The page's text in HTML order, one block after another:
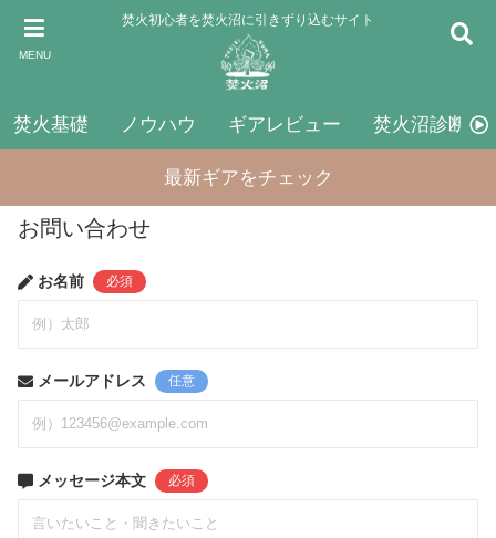
MENU
焚火初心者を焚火沼に引きずり込むサイト
焚火基礎 ノウハウ ギアレビュー 焚火沼診断
最新ギアをチェック
お問い合わせ
お名前 必須
メールアドレス 任意
メッセージ本文 必須